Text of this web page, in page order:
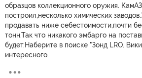
образцов коллекционного оружия.
построил,несколько химических
продавать ниже себестоимости,почти
тонн.Так что никакого эмбарго на
будет.Наберите в поиске "Зонд LRO.
интересного.